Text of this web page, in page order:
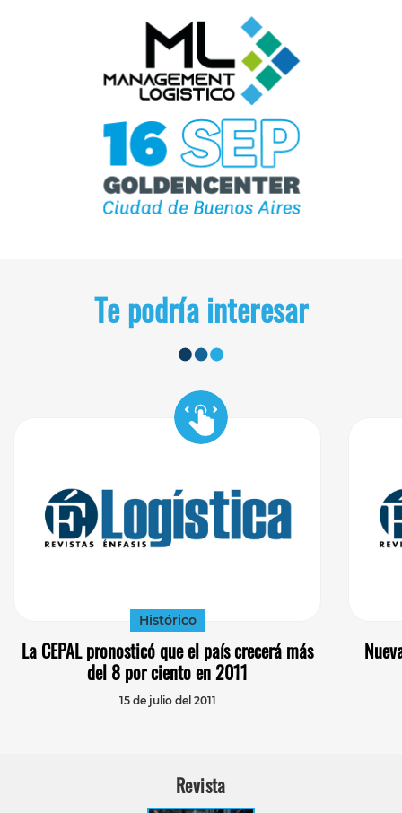
Te podría interesar
Histórico
La CEPAL pronosticó que el país crecerá más
del 8 por ciento en 2011
15 de julio del 2011
Revista